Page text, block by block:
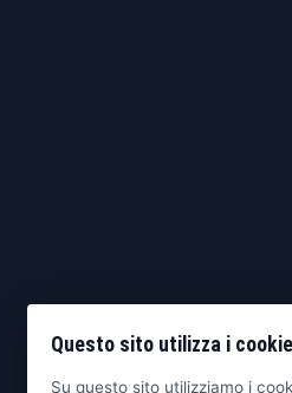
Questo sito utilizza i cookie
Su questo sito utilizziamo i